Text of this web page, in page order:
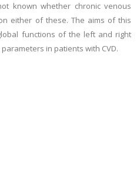
known whether chronic venous
either of these. The aims of this
functions of the left and right
in patients with CVD.